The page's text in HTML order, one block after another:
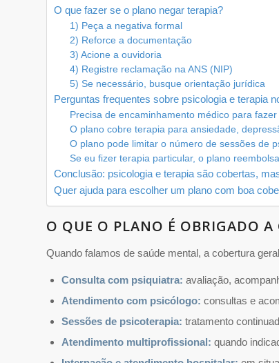
O que fazer se o plano negar terapia?
1) Peça a negativa formal
2) Reforce a documentação
3) Acione a ouvidoria
4) Registre reclamação na ANS (NIP)
5) Se necessário, busque orientação jurídica
Perguntas frequentes sobre psicologia e terapia
Precisa de encaminhamento médico para
O plano cobre terapia para ansiedade,
O plano pode limitar o número de sessões de
Se eu fizer terapia particular, o plano
Conclusão: psicologia e terapia são cobertas,
Quer ajuda para escolher um plano com boa
O QUE O PLANO É OBRIGADO
Quando falamos de saúde mental, a cobertura
Consulta com psiquiatra: avaliação,
Atendimento com psicólogo: consultas e
Sessões de psicoterapia: tratamento
Atendimento multiprofissional: quando